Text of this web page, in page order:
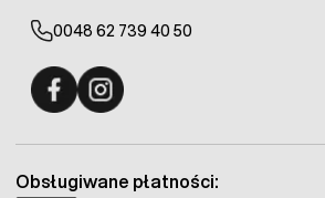
Apibiofarma. Jak stosować
Apibiofarma? To proste –
wykonać oprysk ramek i wnętrza ula.
0048 62 739 40 50
Obsługiwane płatności: